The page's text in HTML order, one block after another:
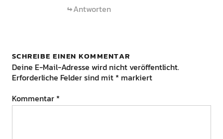
Antworten
SCHREIBE EINEN KOMMENTAR
Deine E-Mail-Adresse wird nicht veröffentlicht.
Erforderliche Felder sind mit * markiert
Kommentar *